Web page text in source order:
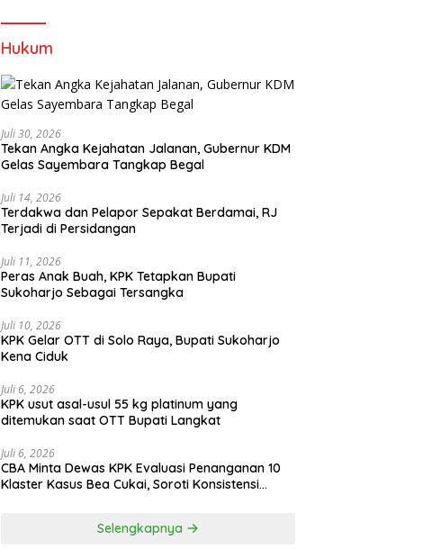
Hukum
Juli 30, 2026
Tekan Angka Kejahatan Jalanan, Gubernur KDM
Gelas Sayembara Tangkap Begal
Juli 14, 2026
Terdakwa dan Pelapor Sepakat Berdamai, RJ
Terjadi di Persidangan
Juli 11, 2026
Peras Anak Buah, KPK Tetapkan Bupati
Sukoharjo Sebagai Tersangka
Juli 10, 2026
KPK Gelar OTT di Solo Raya, Bupati Sukoharjo
Kena Ciduk
Juli 6, 2026
KPK usut asal-usul 55 kg platinum yang
ditemukan saat OTT Bupati Langkat
Juli 6, 2026
CBA Minta Dewas KPK Evaluasi Penanganan 10
Klaster Kasus Bea Cukai, Soroti Konsistensi
Selengkapnya